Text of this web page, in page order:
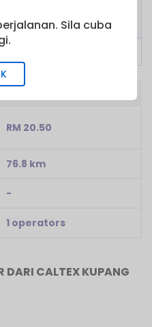
dari
RM 20.50
76.8 km
-
1 operators
DARI CALTEX KUPANG
Sila cuba